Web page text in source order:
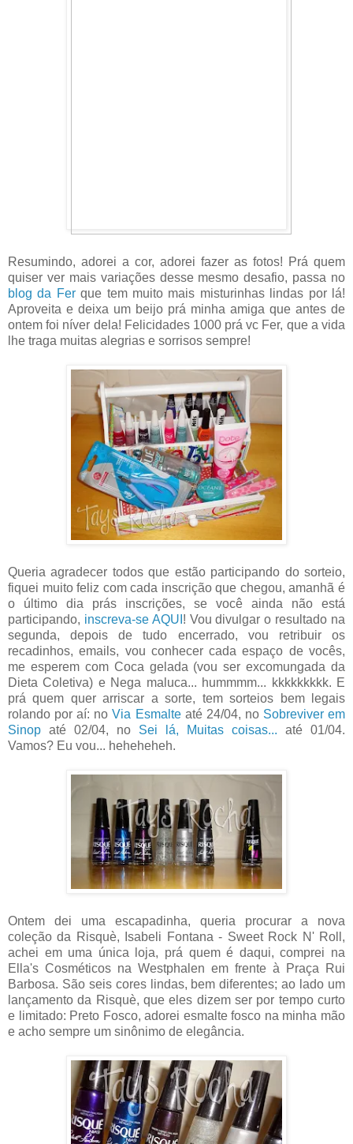
Resumindo, adorei a cor, adorei fazer as fotos! Prá quem
quiser ver mais variações desse mesmo desafio, passa no
blog da Ferque tem muito mais misturinhas lindas por lá!
Aproveita e deixa um beijo prá minha amiga que antes de
ontem foi níver dela! Felicidades 1000 prá vc Fer, que a vida
lhe traga muitas alegrias e sorrisos sempre!
Queria agradecer todos que estão participando do sorteio,
fiquei muito feliz com cada inscrição que chegou, amanhã é
o último dia prás inscrições, se você ainda não está
participando, inscreva-se AQUI ! Vou divulgar o resultado na
segunda, depois de tudo encerrado, vou retribuir os
recadinhos, emails, vou conhecer cada espaço de vocês,
me esperem com Coca gelada (vou ser excomungada da
Dieta Coletiva) e Nega maluca... hummmm... kkkkkkkkk. E
prá quem quer arriscar a sorte, tem sorteios bem legais
rolando por aí: noVia Esmalteaté 24/04, no Sobreviver em
Sinop até 02/04, no Sei lá, Muitas coisas... até 01/04.
Vamos? Eu vou... heheheheh.
Ontem dei uma escapadinha, queria procurar a nova
coleção da Risquè, Isabeli Fontana - Sweet Rock N' Roll,
achei em uma única loja, prá quem é daqui, comprei na
Ella's Cosméticos na Westphalen em frente à Praça Rui
Barbosa. São seis cores lindas, bem diferentes; ao lado um
lançamento da Risquè, que eles dizem ser por tempo curto
e limitado: Preto Fosco, adorei esmalte fosco na minha mão
e acho sempre um sinônimo de elegância.